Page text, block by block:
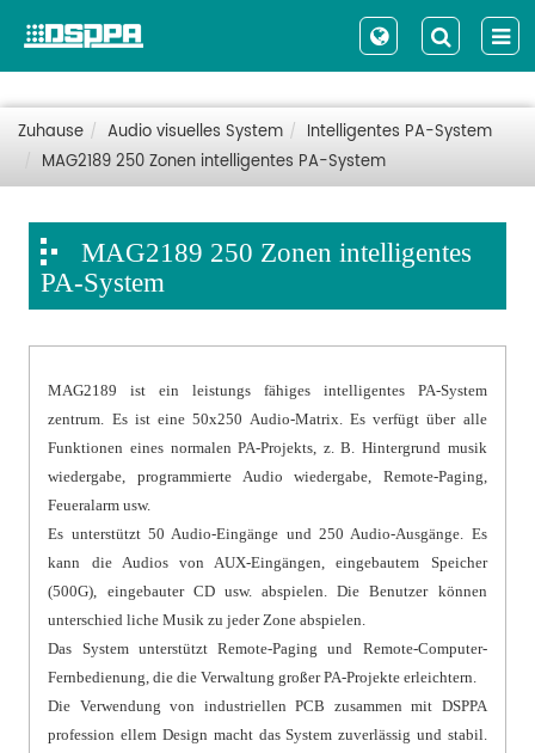
Zuhause Audio visuelles System
Intelligentes PA-System
MAG2189 250 Zonen intelligentes PA-System
MAG2189 250 Zonen intelligentes
PA-System
MAG2189 ist ein leistungs fähiges intelligentes PA-System
zentrum. Es ist eine 50x250 Audio-Matrix. Es verfügt über alle
Funktionen eines normalen PA-Projekts, z. B. Hintergrund musik
wiedergabe, programmierte Audio wiedergabe, Remote-Paging,
Feueralarm usw.
Es unterstützt 50 Audio-Eingänge und 250 Audio-Ausgänge. Es
kann die Audios von AUX-Eingängen, eingebautem Speicher
(500G), eingebauter CD usw. abspielen. Die Benutzer können
unterschied liche Musik zu jeder Zone abspielen.
Das System unterstützt Remote-Paging und Remote-Computer-
Fernbedienung, die die Verwaltung großer PA-Projekte erleichtern.
Die Verwendung von industriellen PCB zusammen mit DSPPA
profession ellem Design macht das System zuverlässig und stabil.